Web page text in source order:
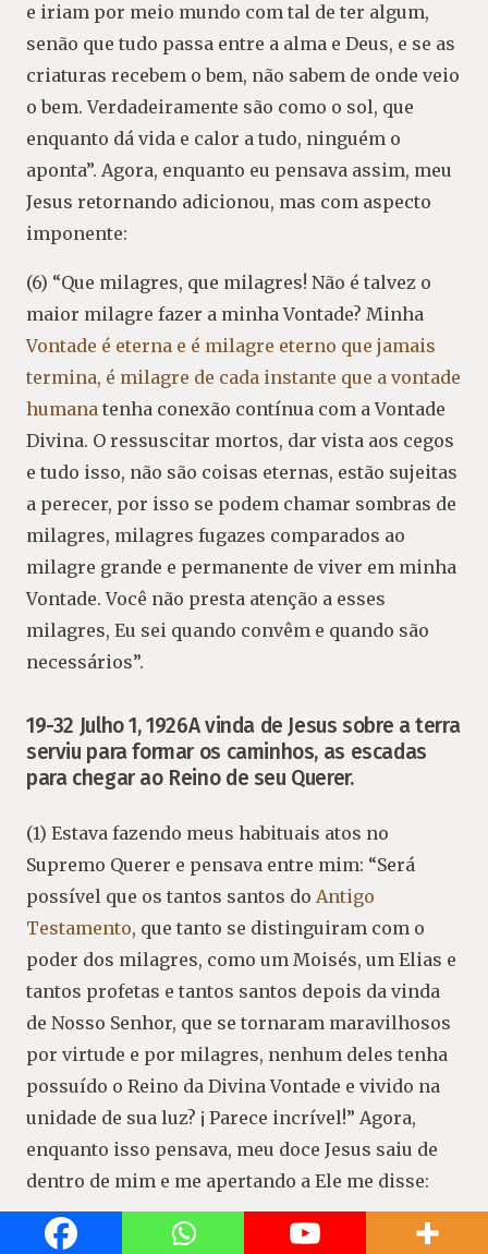
e iriam por meio mundo com tal de ter algum,
senão que tudo passa entre a alma e Deus, e se as
criaturas recebem o bem, não sabem de onde veio
o bem. Verdadeiramente são como o sol, que
enquanto dá vida e calor a tudo, ninguém o
aponta”. Agora, enquanto eu pensava assim, meu
Jesus retornando adicionou, mas com aspecto
imponente:
(6) “Que milagres, que milagres! Não é talvez o
maior milagre fazer a minha Vontade? Minha
Vontade é eterna e é milagre eterno que jamais
termina, é milagre de cada instante que a vontade
humana tenha conexão contínua com a Vontade
Divina. O ressuscitar mortos, dar vista aos cegos
e tudo isso, não são coisas eternas, estão sujeitas
a perecer, por isso se podem chamar sombras de
milagres, milagres fugazes comparados ao
milagre grande e permanente de viver em minha
Vontade. Você não presta atenção a esses
milagres, Eu sei quando convêm e quando são
necessários”.
19-32 Julho 1, 1926A vinda de Jesus sobre a terra
serviu para formar os caminhos, as escadas
para chegar ao Reino de seu Querer.
(1) Estava fazendo meus habituais atos no
Supremo Querer e pensava entre mim: “Será
possível que os tantos santos do Antigo
Testamento, que tanto se distinguiram com o
poder dos milagres, como um Moisés, um Elias e
tantos profetas e tantos santos depois da vinda
de Nosso Senhor, que se tornaram maravilhosos
por virtude e por milagres, nenhum deles tenha
possuído o Reino da Divina Vontade e vivido na
unidade de sua luz? ¡ Parece incrível!” Agora,
enquanto isso pensava, meu doce Jesus saiu de
dentro de mim e me apertando a Ele me disse:
(2) “Minha filha, não obstante é verdade que até